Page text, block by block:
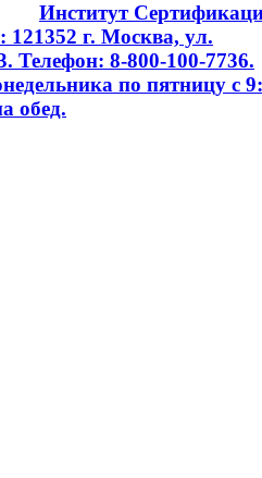
Институт
121352 г. Москва, ул.
Телефон: 8-800-100-7736.
по пятницу с
обед.